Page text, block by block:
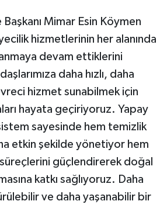
Mimar Esin Köymen
hizmetlerinin her alanında
devam ettiklerini
daha hızlı, daha
hizmet sunabilmek için
hayata geçiriyoruz. Yapay
sayesinde hem temizlik
etkin şekilde yönetiyor hem
güçlendirerek doğal
katkı sağlıyoruz. Daha
ve daha yaşanabilir bir